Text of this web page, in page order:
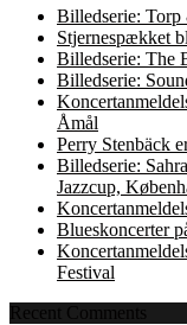
Billedserie:
Stjernespækket
Billedserie: The
Billedserie:
Åmål
Perry Stenbäck
Billedserie:
Jazzcup,
Blueskoncerter
Festival
Recent Comments